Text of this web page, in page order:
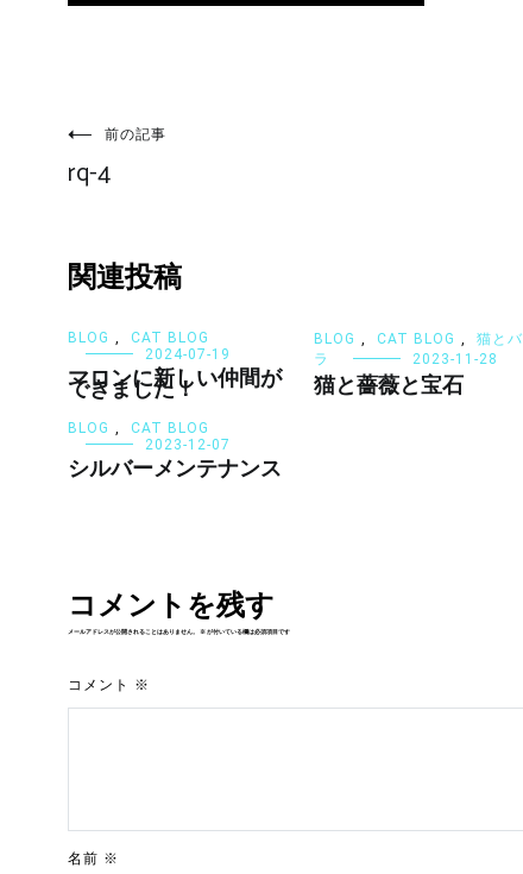
投
稿
ナ
ビ
ー
シ
ョ
ン
前の記事
rq-4
関連投稿
BLOG ,
CAT BLOG
2024-07-19
マロンに新しい仲間が
できました！
BLOG , CAT BLOG ,
猫とバ
ラ
2023-11-28
猫と薔薇と宝石
BLOG ,
CAT BLOG
2023-12-07
シルバーメンテナンス
コメントを残す
メールアドレスが公開されることはありません。 ※が付いている欄は必須項目です
コメント ※
名前 ※